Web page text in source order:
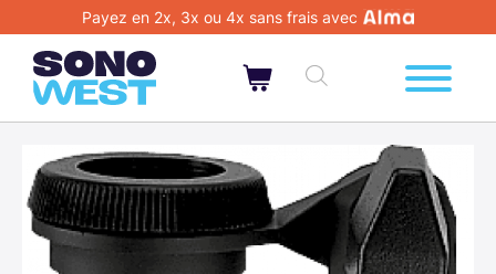
Payez en 2x, 3x ou 4x sans frais avec